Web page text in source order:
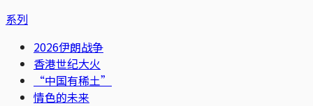
系列
2026伊朗战争
香港世纪大火
“中国有稀土”
情色的未来